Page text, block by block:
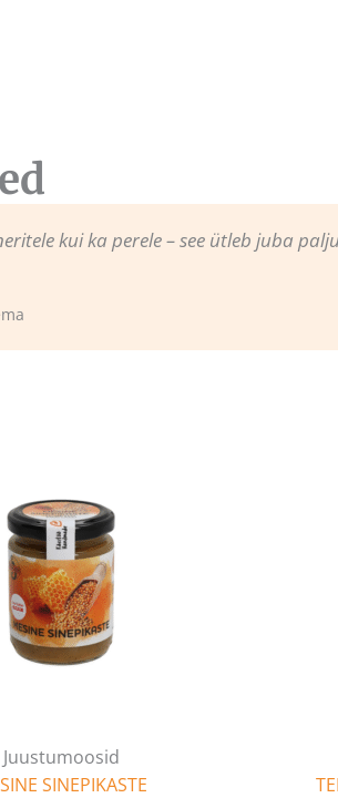
kui ka perele – see ütleb juba
Juustumoosid
SINEPIKASTE